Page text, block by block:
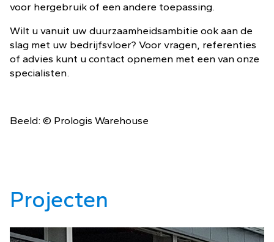
voor hergebruik of een andere toepassing.
Wilt u vanuit uw duurzaamheidsambitie ook aan de
slag met uw bedrijfsvloer? Voor vragen, referenties
of advies kunt u contact opnemen met een van onze
specialisten.
Beeld: © Prologis Warehouse
Projecten